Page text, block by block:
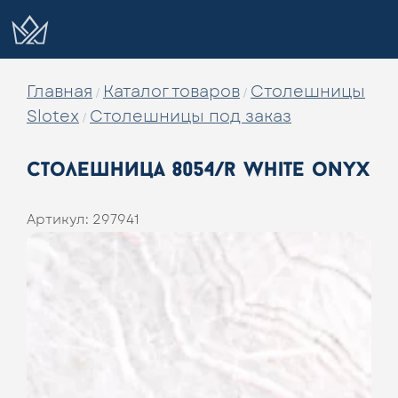
Главная / Каталог товаров / Столешницы
Slotex / Столешницы под заказ
столешница 8054/r white onyx
Артикул: 297941